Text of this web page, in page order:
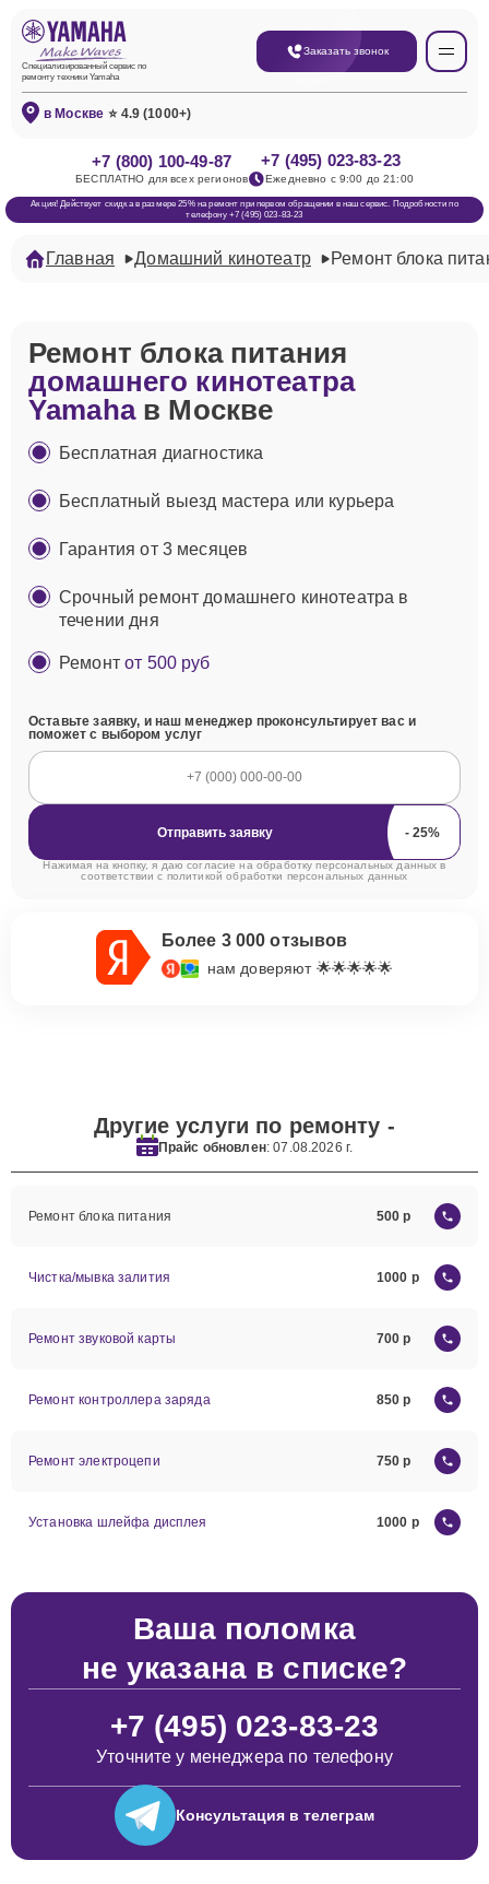
Специализированный сервис по
ремонту техники Yamaha
Заказать звонок
в Москве ⭐ 4.9 (1000+)
+7 (800) 100-49-87
БЕСПЛАТНО для всех регионов
+7 (495) 023-83-23
Ежедневно с 9:00 до 21:00
Акция! Действует скидка в размере 25% на ремонт при первом обращении в наш сервис. Подробности по
телефону +7 (495) 023-83-23
Главная Домашний кинотеатр Ремонт блока
Ремонт блока питания
домашнего кинотеатра
Yamahaв Москве
Бесплатная диагностика
Бесплатный выезд мастера или курьера
Гарантия от 3 месяцев
Срочный ремонт домашнего кинотеатра в
течении дня
Ремонтот 500 руб
Оставьте заявку, и наш менеджер проконсультирует вас и
поможет с выбором услуг
Отправить заявку
Нажимая на кнопку, я даю согласие на обработку персональных данных в
соответствии с политикой обработки персональных данных
Более 3 000 отзывов
нам доверяют 🌟🌟🌟🌟🌟
Другие услуги по ремонту -
Прайс обновлен: 07.08.2026 г.
Ремонт блока питания 500
Чистка/мывка залития 1000
Ремонт звуковой карты 700
Ремонт контроллера заряда 850
Ремонт электроцепи 750
Установка шлейфа дисплея 1000
Ваша поломка
не указана в списке?
+7 (495) 023-83-23
Уточните у менеджера по телефону
Консультация в телеграм